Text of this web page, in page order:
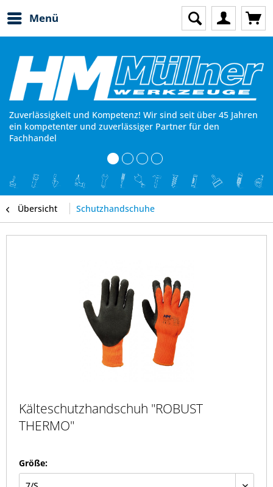
Menü
Zuverlässigkeit und Kompetenz! Wir sind seit über 45 Jahren
ein kompetenter und zuverlässiger Partner für den
Fachhandel
Übersicht Schutzhandschuhe
Kälteschutzhandschuh "ROBUST
THERMO"
Größe: